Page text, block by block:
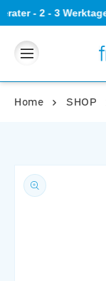
- 2 - 3
Direkt
zum
Home SHOP